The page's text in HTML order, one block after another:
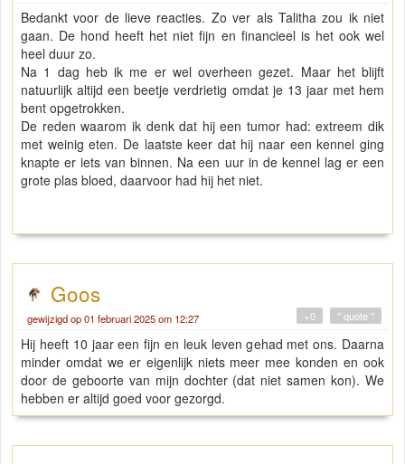
Bedankt voor de lieve reacties. Zo ver als Talitha zou ik niet
gaan. De hond heeft het niet fijn en financieel is het ook wel
heel duur zo.
Na 1 dag heb ik me er wel overheen gezet. Maar het blijft
natuurlijk altijd een beetje verdrietig omdat je 13 jaar met hem
bent opgetrokken.
De reden waarom ik denk dat hij een tumor had: extreem dik
met weinig eten. De laatste keer dat hij naar een kennel ging
knapte er iets van binnen. Na een uur in de kennel lag er een
grote plas bloed, daarvoor had hij het niet.
Goos
gewijzigd op 01 februari 2025 om 12:27 " quote "
+0
Hij heeft 10 jaar een fijn en leuk leven gehad met ons. Daarna
minder omdat we er eigenlijk niets meer mee konden en ook
door de geboorte van mijn dochter (dat niet samen kon). We
hebben er altijd goed voor gezorgd.